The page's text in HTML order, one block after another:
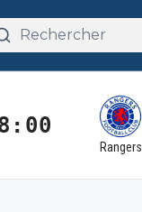
Rangers